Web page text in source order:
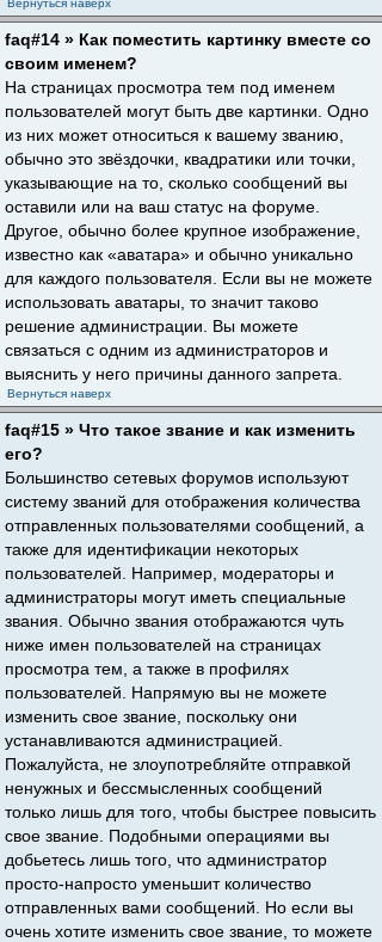
Вернуться наверх
faq#14 » Как поместить картинку вместе со
своим именем?
На страницах просмотра тем под именем
пользователей могут быть две картинки. Одно
из них может относиться к вашему званию,
обычно это звёздочки, квадратики или точки,
указывающие на то, сколько сообщений вы
оставили или на ваш статус на форуме.
Другое, обычно более крупное изображение,
известно как «аватара» и обычно уникально
для каждого пользователя. Если вы не можете
использовать аватары, то значит таково
решение администрации. Вы можете
связаться с одним из администраторов и
выяснить у него причины данного запрета.
Вернуться наверх
faq#15 » Что такое звание и как изменить
его?
Большинство сетевых форумов используют
систему званий для отображения количества
отправленных пользователями сообщений, а
также для идентификации некоторых
пользователей. Например, модераторы и
администраторы могут иметь специальные
звания. Обычно звания отображаются чуть
ниже имен пользователей на страницах
просмотра тем, а также в профилях
пользователей. Напрямую вы не можете
изменить свое звание, поскольку они
устанавливаются администрацией.
Пожалуйста, не злоупотребляйте отправкой
ненужных и бессмысленных сообщений
только лишь для того, чтобы быстрее повысить
свое звание. Подобными операциями вы
добьетесь лишь того, что администратор
просто-напросто уменьшит количество
отправленных вами сообщений. Но если вы
очень хотите изменить свое звание, то можете